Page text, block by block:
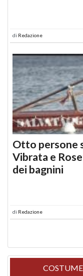
di Redazione
Otto persone
Vibrata e
dei bagnini
di Redazione